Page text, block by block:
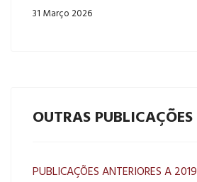
31 Março 2026
OUTRAS PUBLICAÇÕES
PUBLICAÇÕES ANTERIORES A 2019